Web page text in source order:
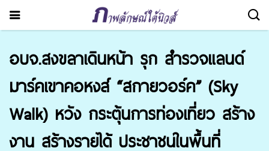
อบจ.สงขลาเดินหน้า รุก สำรวจแลนด์
มาร์คเขาคอหงส์ “สกายวอร์ค” (Sky
Walk) หวัง กระตุ้นการท่องเที่ยว สร้าง
งาน สร้างรายได้ ประชาชนในพื้นที่